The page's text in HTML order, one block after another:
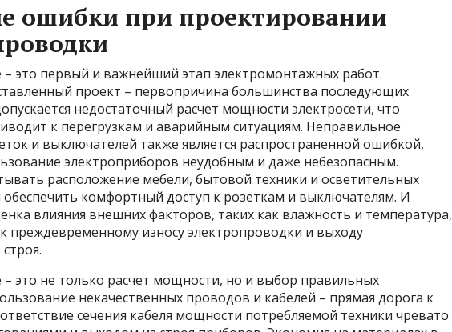
ошибки при проектировании
это первый и важнейший этап электромонтажных работ.
проект – первопричина большинства последующих
недостаточный расчет мощности электросети, что
к перегрузкам и аварийным ситуациям. Неправильное
и выключателей также является распространенной ошибкой,
электроприборов неудобным и даже небезопасным.
расположение мебели, бытовой техники и осветительных
комфортный доступ к розеткам и выключателям. И
влияния внешних факторов, таких как влажность и температура,
преждевременному износу электропроводки и выходу
это не только расчет мощности, но и выбор правильных
некачественных проводов и кабелей – прямая дорога к
сечения кабеля мощности потребляемой техники чревато